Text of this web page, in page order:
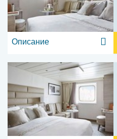
Описание